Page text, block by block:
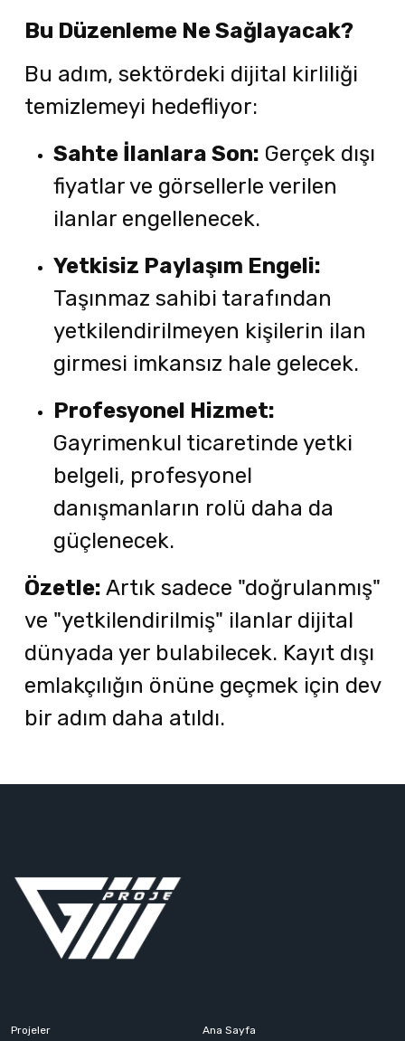
Bu Düzenleme Ne Sağlayacak?
Bu adım, sektördeki dijital kirliliği
temizlemeyi hedefliyor:
Sahte İlanlara Son: Gerçek dışı
fiyatlar ve görsellerle verilen
ilanlar engellenecek.
Yetkisiz Paylaşım Engeli:
Taşınmaz sahibi tarafından
yetkilendirilmeyen kişilerin ilan
girmesi imkansız hale gelecek.
Profesyonel Hizmet:
Gayrimenkul ticaretinde yetki
belgeli, profesyonel
danışmanların rolü daha da
güçlenecek.
Özetle: Artık sadece "doğrulanmış"
ve "yetkilendirilmiş" ilanlar dijital
dünyada yer bulabilecek. Kayıt dışı
emlakçılığın önüne geçmek için dev
bir adım daha atıldı.
Projeler Ana Sayfa